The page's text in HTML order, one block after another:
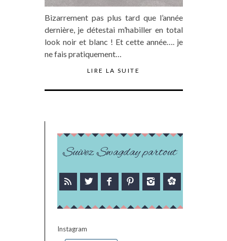
Bizarrement pas plus tard que l’année
dernière, je détestai m’habiller en total
look noir et blanc ! Et cette année…. je
ne fais pratiquement…
LIRE LA SUITE
Suivez Swagday partout
Instagram